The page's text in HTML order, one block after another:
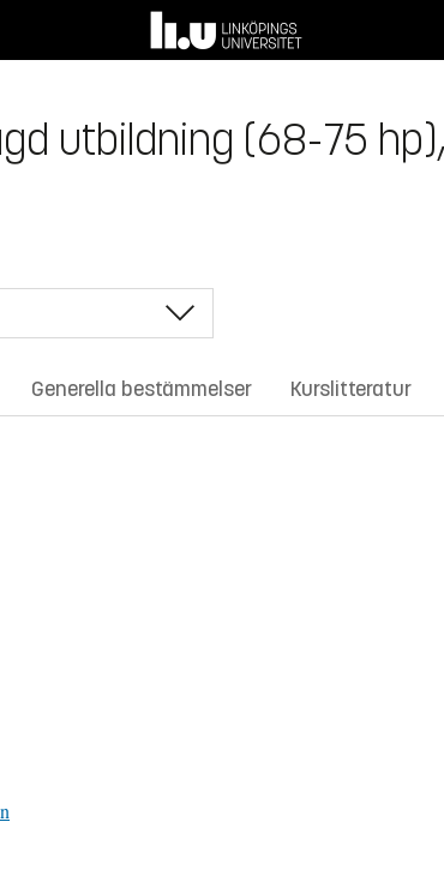
utbildning (68-75
Generella bestämmelser Kurslitteratur